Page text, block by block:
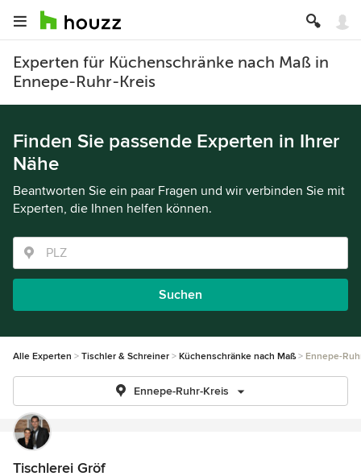
Experten für Küchenschränke nach Maß in
Ennepe-Ruhr-Kreis
Finden Sie passende Experten in Ihrer
Nähe
Beantworten Sie ein paar Fragen und wir verbinden Sie mit
Experten, die Ihnen helfen können.
Suchen
Alle Experten Tischler & Schreiner Küchenschränke nach Maß Ennepe-
Ennepe-Ruhr-Kreis
Tischlerei Gröf